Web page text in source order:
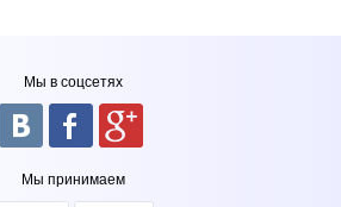
Мы в соцсетях
Мы принимаем